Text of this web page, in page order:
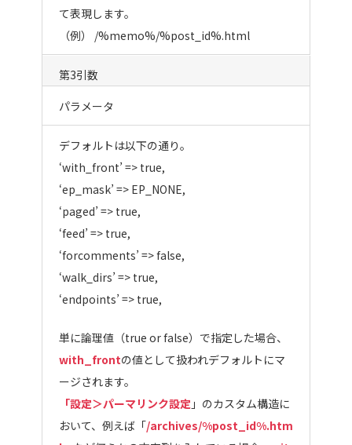
て表現します。
（例） /%memo%/%post_id%.html
第3引数
パラメータ
デフォルトは以下の通り。
‘with_front’ => true,
‘ep_mask’ => EP_NONE,
‘paged’ => true,
‘feed’ => true,
‘forcomments’ => false,
‘walk_dirs’ => true,
‘endpoints’ => true,
単に論理値（true or false）で指定した場合、
with_frontの値として扱われデフォルトにマ
ージされます。
「設定＞パーマリンク設定 」のカスタム構造に
おいて、例えば「/archives/%post_id%.htm